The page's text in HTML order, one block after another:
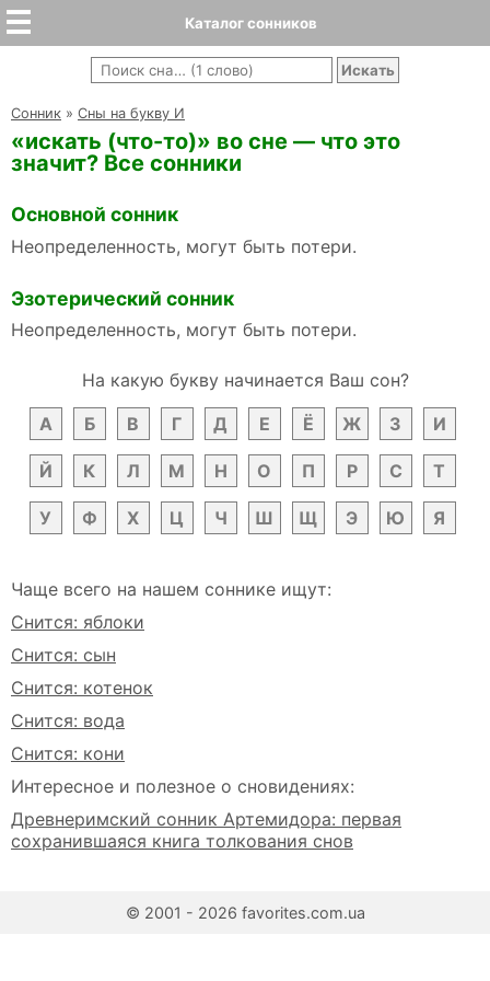
Каталог сонников
Cонник » Сны на букву И
«искать (что-то)» во сне — что это
значит? Все сонники
Основной сонник
Неопределенность, могут быть потери.
Эзотерический сонник
Неопределенность, могут быть потери.
На какую букву начинается Ваш сон?
А
Б В Г Д Е Ё Ж З И
Й К Л М Н О П Р С Т
У Ф Х Ц Ч Ш Щ Э Ю Я
Чаще всего на нашем соннике ищут:
Снится: яблоки
Снится: сын
Снится: котенок
Снится: вода
Снится: кони
Интересное и полезное о сновидениях:
Древнеримский сонник Артемидора: первая
сохранившаяся книга толкования снов
© 2001 - 2026 favorites.com.ua